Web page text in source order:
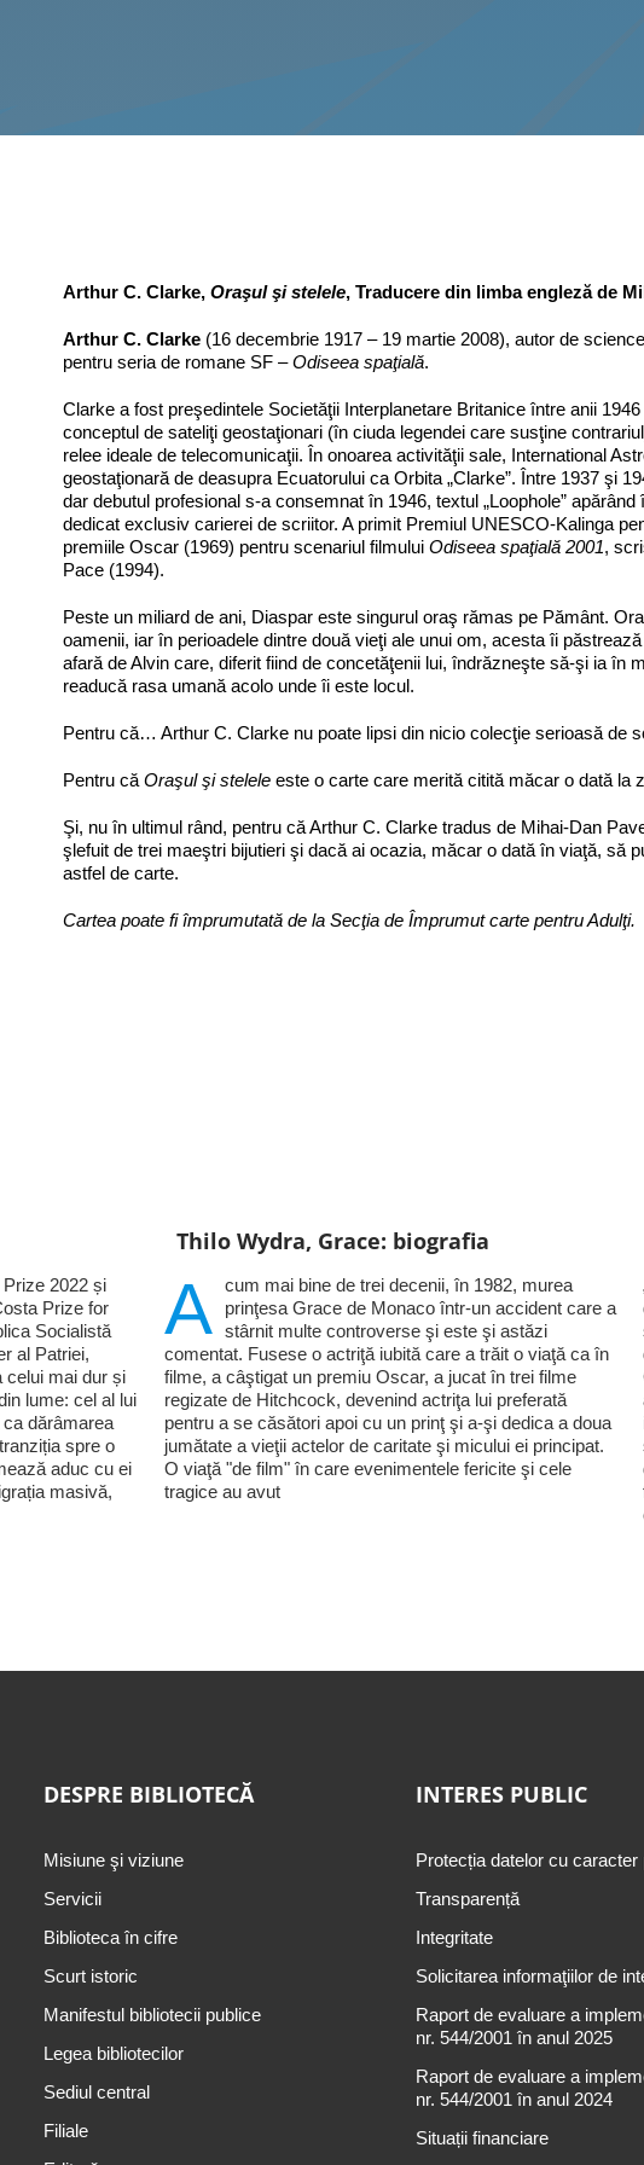
Arthur C. Clarke,Oraşul şi stelele, Traducere din limba engleză de
Arthur C. Clarke (16 decembrie 1917 – 19 martie 2008), autor de
pentru seria de romane SF –Odiseea spaţială.
Clarke a fost preşedintele Societăţii Interplanetare Britanice între anii
conceptul de sateliţi geostaţionari (în ciuda legendei care susţine
relee ideale de telecomunicaţii. În onoarea activităţii sale, International
geostaţionară de deasupra Ecuatorului ca Orbita „Clarke”. Între 1937 şi
dar debutul profesional s-a consemnat în 1946, textul „Loophole”
dedicat exclusiv carierei de scriitor. A primit Premiul UNESCO-Kalinga
premiile Oscar (1969) pentru scenariul filmuluiOdiseea spaţială 2001,
Pace (1994).
Peste un miliard de ani, Diaspar este singurul oraş rămas pe Pământ.
oamenii, iar în perioadele dintre două vieţi ale unui om, acesta îi
afară de Alvin care, diferit fiind de concetăţenii lui, îndrăzneşte să-şi ia în
readucă rasa umană acolo unde îi este locul.
Pentru că… Arthur C. Clarke nu poate lipsi din nicio colecţie serioasă de
Pentru căOraşul şi stelele este o carte care merită citită măcar o dată la
Şi, nu în ultimul rând, pentru că Arthur C. Clarke tradus de Mihai-Dan
şlefuit de trei maeştri bijutieri şi dacă ai ocazia, măcar o dată în viaţă, să
astfel de carte.
Cartea poate fi împrumutată de la Secţia de Împrumut carte pentru Adulţi.
2022 și
Prize for
Socialistă
al Patriei,
celui mai dur și
lume: cel al lui
dărâmarea
spre o
aduc cu ei
masivă,
Thilo Wydra, Grace: biografia
A
cum mai bine de trei decenii, în 1982, murea
prinţesa Grace de Monaco într-un accident care a
stârnit multe controverse şi este şi astăzi
comentat. Fusese o actriţă iubită care a trăit o viaţă ca în
filme, a câştigat un premiu Oscar, a jucat în trei filme
regizate de Hitchcock, devenind actriţa lui preferată
pentru a se căsători apoi cu un prinţ şi a-şi dedica a doua
jumătate a vieţii actelor de caritate şi micului ei principat.
O viaţă "de film" în care evenimentele fericite şi cele
tragice au avut
DESPRE BIBLIOTECĂ
Misiune şi viziune
Servicii
Biblioteca în cifre
Scurt istoric
Manifestul bibliotecii publice
Legea bibliotecilor
Sediul central
Filiale
INTERES PUBLIC
Protecția datelor cu caracter
Transparență
Integritate
Solicitarea informaţiilor de
Raport de evaluare a
nr. 544/2001 în anul 2025
Raport de evaluare a
nr. 544/2001 în anul 2024
Situații financiare